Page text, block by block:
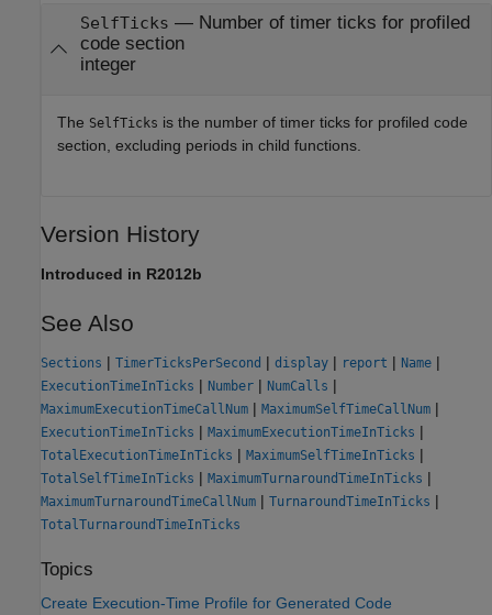
SelfTicks — Number of timer ticks for profiled
code section
integer
The SelfTicks is the number of timer ticks for profiled code
section, excluding periods in child functions.
Version History
Introduced in R2012b
See Also
Sections | TimerTicksPerSecond | display | report | Name |
ExecutionTimeInTicks | Number | NumCalls |
MaximumExecutionTimeCallNum | MaximumSelfTimeCallNum |
ExecutionTimeInTicks | MaximumExecutionTimeInTicks |
TotalExecutionTimeInTicks | MaximumSelfTimeInTicks |
TotalSelfTimeInTicks | MaximumTurnaroundTimeInTicks |
MaximumTurnaroundTimeCallNum | TurnaroundTimeInTicks |
TotalTurnaroundTimeInTicks
Topics
Create Execution-Time Profile for Generated Code